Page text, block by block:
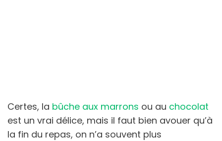
Certes, la bûche aux marrons ou au chocolat
est un vrai délice, mais il faut bien avouer qu’à
la fin du repas, on n’a souvent plus